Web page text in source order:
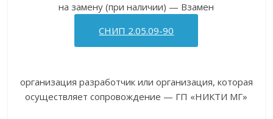
на замену (при наличии) — Взамен
СНИП 2.05.09-90
организация разработчик или организация, которая
осуществляет сопровождение — ГП «НИКТИ МГ»